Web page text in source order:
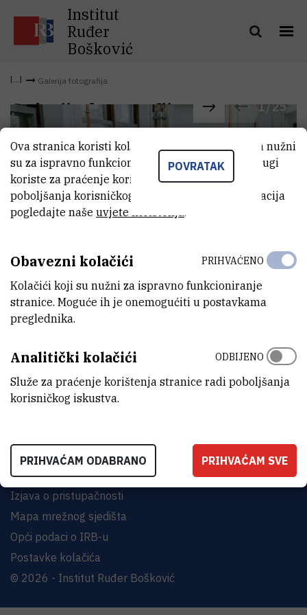
Institut
Ruđer
Bošković
Galerija fotografija
Galerija fotografija 1/25
INSTITUT RUĐER BOŠKOVIĆ
Bijenička cesta 54, 10000 Zagreb
KONTAKTIRAJTE NAS
Uvjeti korištenja
Izjava o pristupačnosti
Mapa mrežnog sjedišta
Opći podaci o IRB-u
Postavke kolačića
© 2026 - Institut Ruđer Bošković
POVRATAK
Ova stranica koristi kolačiće. Neki od tih kolačića nužni
su za ispravno funkcioniranje stranice, dok se drugi
koriste za praćenje korištenja stranice radi
poboljšanja korisničkog iskustva. Za više informacija
pogledajte naše uvjete korištenja.
Obavezni kolačići
Kolačići koji su nužni za ispravno funkcioniranje
stranice. Moguće ih je onemogućiti u postavkama
preglednika.
PRIHVAĆENO
Analitički kolačići
Služe za praćenje korištenja stranice radi poboljšanja
korisničkog iskustva.
ODBIJENO
PRIHVAĆAM ODABRANO PRIHVAĆAM SVE